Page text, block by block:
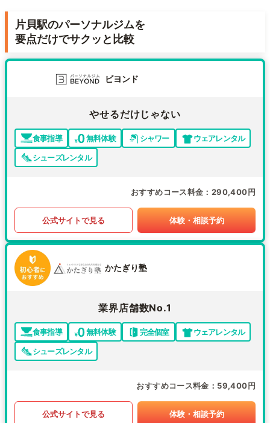
片貝駅のパーソナルジムを
要点だけでサクッと比較
ビヨンド
やせるだけじゃない
食事指導 無料体験 シャワー
ウェアレンタル
シューズレンタル
おすすめコース料金 290,400円
公式サイトで見る 体験・相談予約
かたぎり塾
業界店舗数No.1
食事指導 無料体験 完全個室
ウェアレンタル
シューズレンタル
おすすめコース料金 59,400円
公式サイトで見る 体験・相談予約